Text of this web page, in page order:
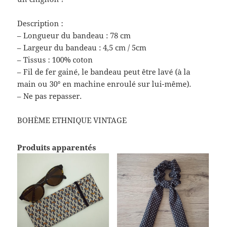
Description :
– Longueur du bandeau : 78 cm
– Largeur du bandeau : 4,5 cm / 5cm
– Tissus : 100% coton
– Fil de fer gainé, le bandeau peut être lavé (à la
main ou 30° en machine enroulé sur lui-même).
– Ne pas repasser.
BOHÈME ETHNIQUE VINTAGE
Produits apparentés